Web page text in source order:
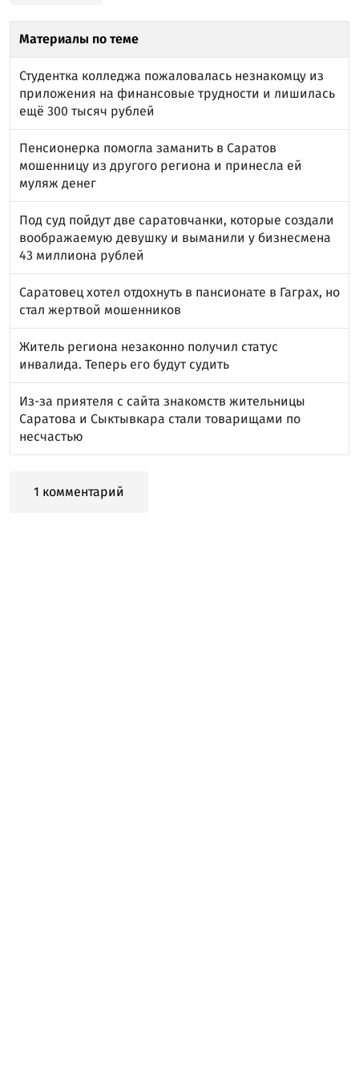
Материалы по теме
Студентка колледжа пожаловалась незнакомцу из
приложения на финансовые трудности и лишилась
ещё 300 тысяч рублей
Пенсионерка помогла заманить в Саратов
мошенницу из другого региона и принесла ей
муляж денег
Под суд пойдут две саратовчанки, которые создали
воображаемую девушку и выманили у бизнесмена
43 миллиона рублей
Саратовец хотел отдохнуть в пансионате в Гаграх, но
стал жертвой мошенников
Житель региона незаконно получил статус
инвалида. Теперь его будут судить
Из-за приятеля с сайта знакомств жительницы
Саратова и Сыктывкара стали товарищами по
несчастью
1 комментарий